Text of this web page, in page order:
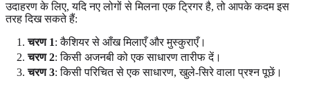
उदाहरण के लिए, यदि नए लोगों से मिलना एक ट्रिगर है, तो आपके कदम इस
तरह दिख सकते हैं:
चरण 1: कैशियर से आँख मिलाएँ और मुस्कुराएँ।
चरण 2: किसी अजनबी को एक साधारण तारीफ दें।
चरण 3: किसी परिचित से एक साधारण, खुले-सिरे वाला प्रश्न पूछें।